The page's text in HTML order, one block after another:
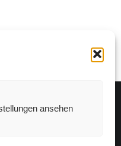
ansehen
Richtlinie (EU)